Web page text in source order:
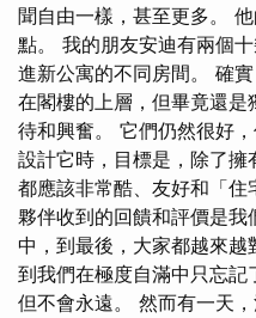
聞自由一樣，甚至更多。
點。 我的朋友安迪有兩個
進新公寓的不同房間。 確
在閣樓的上層，但畢竟還
待和興奮。 它們仍然很好
設計它時，目標是，除了
都應該非常酷、友好和「住
夥伴收到的回饋和評價是
中，到最後，大家都越來
到我們在極度自滿中只忘記
但不會永遠。 然而有一天